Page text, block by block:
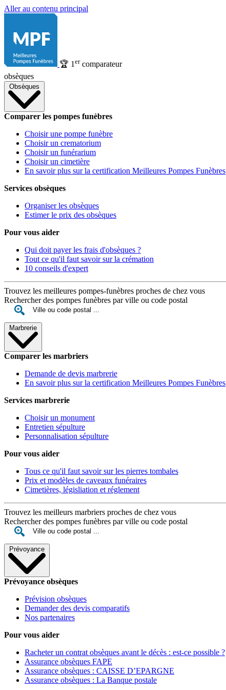
Aller au contenu principal
🏆 1 ercomparateur
obsèques
Obsèques
Comparer les pompes funèbres
Choisir une pompe funèbre
Choisir un crematorium
Choisir un funérarium
Choisir un cimetière
En savoir plus sur la certification Meilleures Pompes Funèbres
Services obsèques
Organiser les obsèques
Estimer le prix des obsèques
Pour vous aider
Qui doit payer les frais d'obsèques ?
Tout ce qu'il faut savoir sur la crémation
10 conseils d'expert
Trouvez les meilleures pompes-funèbres proches de chez vous
Rechercher des pompes funèbres par ville ou code postal
Marbrerie
Comparer les marbriers
Demande de devis marbrerie
En savoir plus sur la certification Meilleures Pompes Funèbres
Services marbrerie
Choisir un monument
Entretien sépulture
Personnalisation sépulture
Pour vous aider
Tous ce qu'il faut savoir sur les pierres tombales
Prix et modèles de caveaux funéraires
Cimetières, législiation et réglement
Trouvez les meilleurs marbriers proches de chez vous
Rechercher des pompes funèbres par ville ou code postal
Prévoyance
Prévoyance obsèques
Prévision obsèques
Demander des devis comparatifs
Nos partenaires
Pour vous aider
Racheter un contrat obsèques avant le décès : est-ce possible ?
Assurance obsèques FAPE
Assurance obsèques : CAISSE D’EPARGNE
Assurance obsèques : La Banque postale